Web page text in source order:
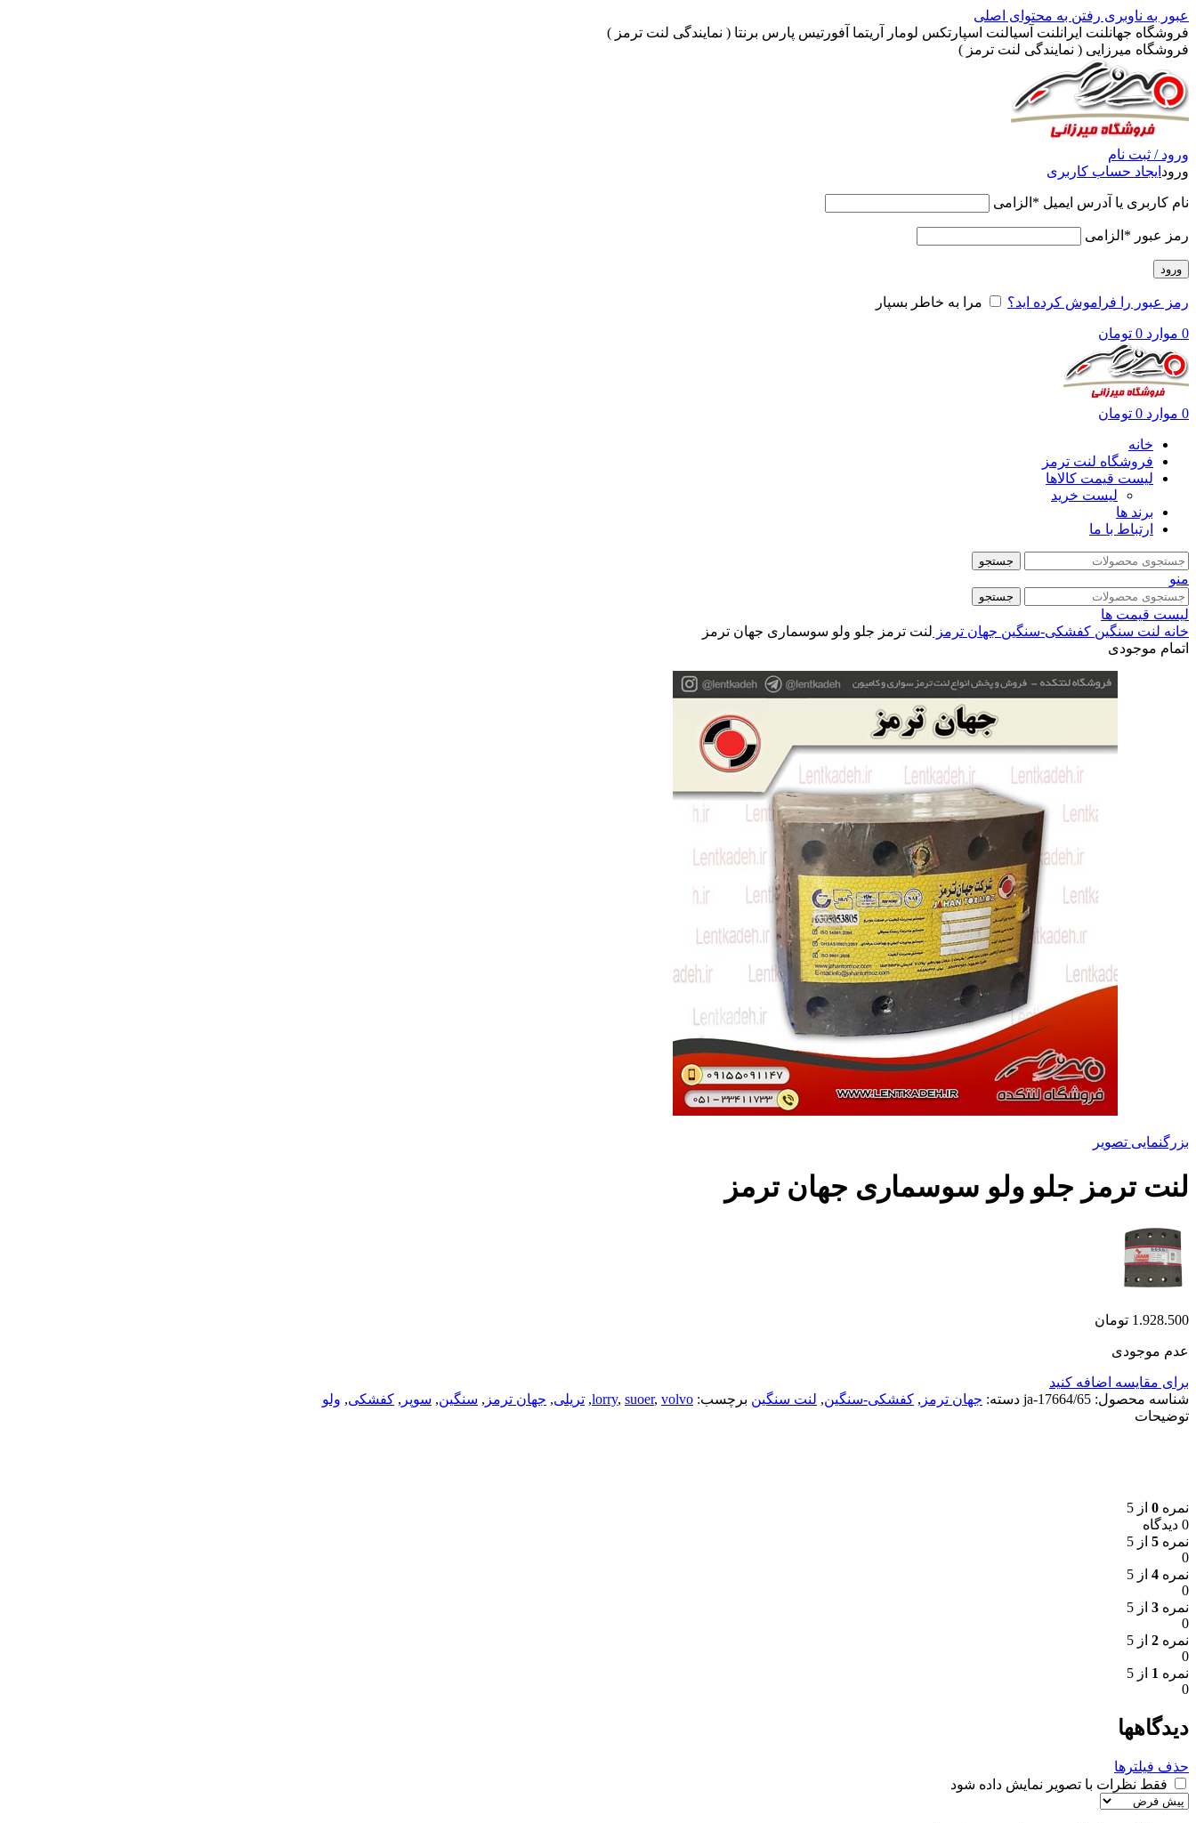
عبور به ناوبری رفتن به محتوای اصلی
فروشگاه جهانلنت ایرانلنت آسیالنت اسپارتکس لومار آریتما آفورتیس پارس برنتا ( نمایندگی لنت ترمز )
فروشگاه میرزایی ( نمایندگی لنت ترمز )
ورود / ثبت نام
ورود ایجاد حساب کاربری
نام کاربری یا آدرس ایمیل * الزامی
رمز عبور * الزامی
ورود
رمز عبور را فراموش کرده اید؟ مرا به خاطر بسپار
0 موارد 0 تومان
0 موارد 0 تومان
خانه
فروشگاه لنت ترمز
لیست قیمت کالاها
لیست خرید
برند ها
ارتباط با ما
جستجو
منو
جستجو
لیست قیمت ها
خانه لنت سنگین کفشکی-سنگین جهان ترمز لنت ترمز جلو ولو سوسماری جهان ترمز
اتمام موجودی
بزرگنمایی تصویر
لنت ترمز جلو ولو سوسماری جهان ترمز
1.928.500 تومان
عدم موجودی
برای مقایسه اضافه کنید
شناسه محصول: ja-17664/65 دسته: جهان ترمز , کفشکی-سنگین, لنت سنگین برچسب: lorry, suoer, volvo
, تریلی, جهان ترمز , سنگین, سوپر , کفشکی, ولو
توضیحات
نمره 0 از 5
0 دیدگاه
نمره 5 از 5
0
نمره 4 از 5
0
نمره 3 از 5
0
نمره 2 از 5
0
نمره 1 از 5
0
دیدگاهها
حذف فیلترها
فقط نظرات با تصویر نمایش داده شود